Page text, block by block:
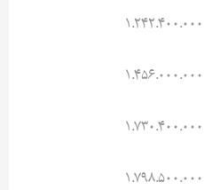
۱.۲۴۲.۴۰۰.۰۰۰
۱.۴۵۶.۰۰۰.۰۰۰
۱.۷۳۰.۴۰۰.۰۰۰
۱.۷۹۸.۵۰۰.۰۰۰